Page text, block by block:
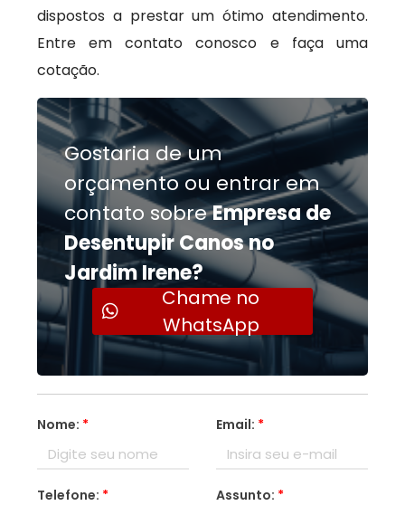
dispostos a prestar um ótimo atendimento.
Entre em contato conosco e faça uma
cotação.
Gostaria de um
orçamento ou entrar em
contato sobreEmpresa de
Desentupir Canos no
Jardim Irene?
Chame no
WhatsApp
Nome: * Email: *
Telefone: * Assunto: *